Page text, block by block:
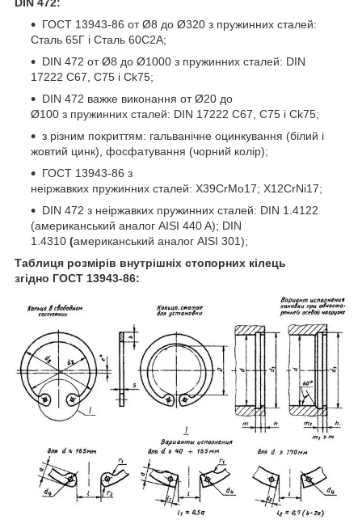
DIN 472:
ГОСТ 13943-86 от Ø8 до Ø320 з пружинних сталей:
Сталь 65Г і Сталь 60С2А;
DIN 472 от Ø8 до Ø1000 з пружинних сталей: DIN
17222 C67, C75 і Ck75;
DIN 472 важке виконання от Ø20 до
Ø100 з пружинних сталей: DIN 17222 C67, C75 і Ck75;
з різним покриттям: гальванічне оцинкування (білий і
жовтий цинк), фосфатування (чорний колір);
ГОСТ 13943-86 з
неіржавких пружинних сталей: X39CrMo17; X12CrNi17;
DIN 472 з неіржавких пружинних сталей: DIN 1.4122
(американський аналог AISI 440 A); DIN
1.4310 (американський аналог AISI 301);
Таблиця розмірів внутрішніх стопорних кілець
згідно ГОСТ 13943-86: